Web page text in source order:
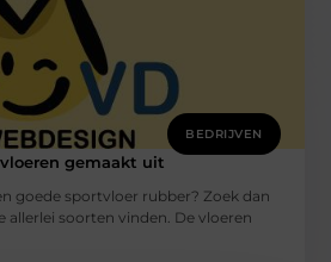
BEDRIJVEN
gemaakt uit
goede sportvloer rubber? Zoek dan
allerlei soorten vinden. De vloeren